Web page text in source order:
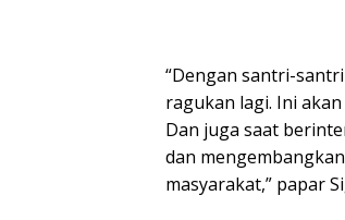
“Dengan santri-
ragukan lagi. Ini
Dan juga saat
dan
masyarakat,” papar